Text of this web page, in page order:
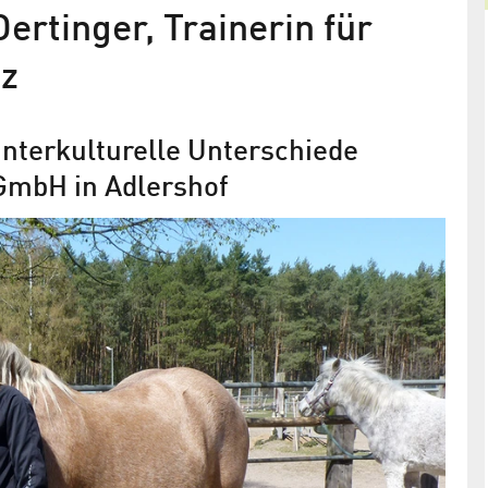
Trainerin für
Unterschiede
in Adlershof
2020
den
Polyglott in Adlershof
Viadrina sprachen GmbH jetzt mit Dependance in
Adlershof